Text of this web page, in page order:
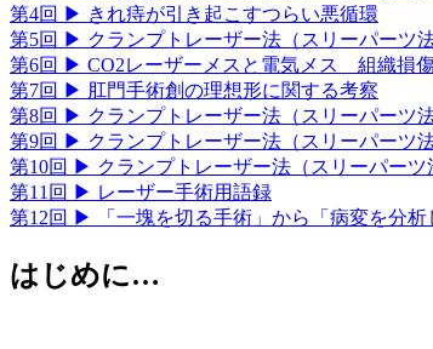
第4回 ▶︎ きれ痔が引き起こすつらい悪循環
第5回 ▶︎ クランプトレーザー法（スリーパーツ
第6回 ▶︎ CO2レーザーメスと電気メス 組織損
第7回 ▶︎ 肛門手術創の理想形に関する考察
第8回 ▶︎ クランプトレーザー法（スリーパーツ
第9回 ▶︎ クランプトレーザー法（スリーパーツ
第10回 ▶︎ クランプトレーザー法（スリーパーツ
第11回 ▶︎ レーザー手術用語録
第12回 ▶︎ 「一塊を切る手術」から「病変を分
はじめに…